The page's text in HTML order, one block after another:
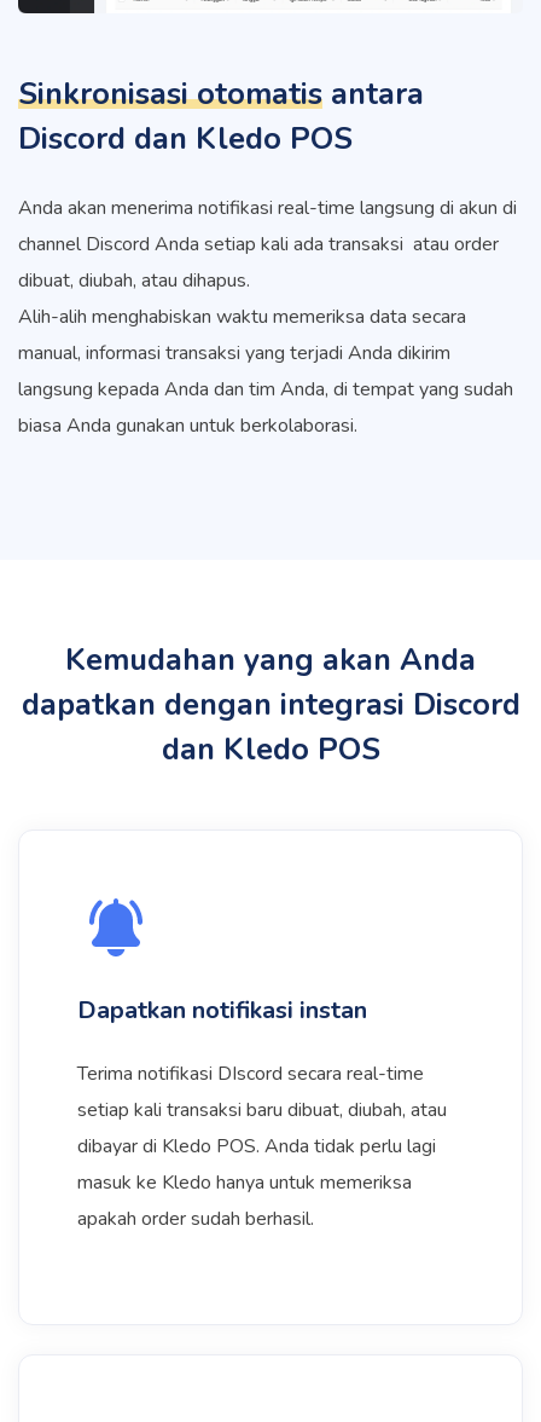
Sinkronisasi otomatis antara
Discord dan Kledo POS
Anda akan menerima notifikasi real-time langsung di akun di
channel Discord Anda setiap kali ada transaksi atau order
dibuat, diubah, atau dihapus.
Alih-alih menghabiskan waktu memeriksa data secara
manual, informasi transaksi yang terjadi Anda dikirim
langsung kepada Anda dan tim Anda, di tempat yang sudah
biasa Anda gunakan untuk berkolaborasi.
Kemudahan yang akan Anda
dapatkan dengan integrasi Discord
dan Kledo POS
Dapatkan notifikasi instan
Terima notifikasi DIscord secara real-time
setiap kali transaksi baru dibuat, diubah, atau
dibayar di Kledo POS. Anda tidak perlu lagi
masuk ke Kledo hanya untuk memeriksa
apakah order sudah berhasil.